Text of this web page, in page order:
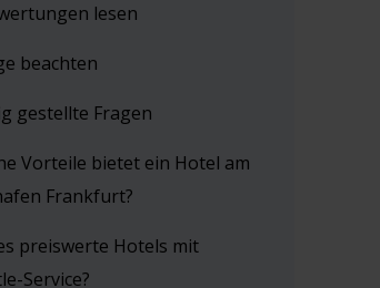
lesen
beachten
gestellte Fragen
Vorteile bietet ein Hotel am
Frankfurt?
preiswerte Hotels mit
Service?